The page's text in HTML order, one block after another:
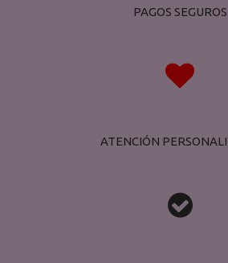
PAGOS SEGUROS

ATENCIÓN
